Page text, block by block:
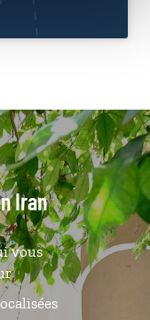
Iran
vous